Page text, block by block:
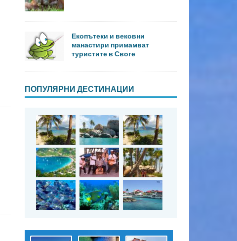
Екопътеки и вековни
манастири примамват
туристите в Своге
ПОПУЛЯРНИ ДЕСТИНАЦИИ